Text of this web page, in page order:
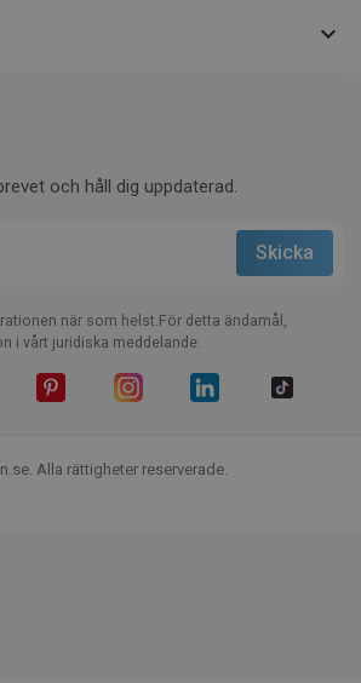

och håll dig uppdaterad.
när som helst.För detta ändamål,
i vårt juridiska meddelande.
Alla rättigheter reserverade.